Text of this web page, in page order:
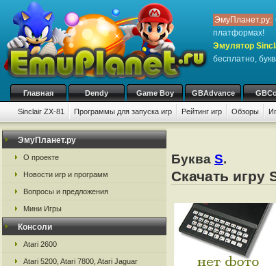
ЭмуПланет.ру:
платформах!
Эмулятор
бесплатно,
Главная Dendy Game Boy GBAdvance
Sinclair ZX-81 Программы для запуска игр Рейтинг игр Обзоры
ЭмуПланет.ру
О проекте
Новости игр и программ
Вопросы и предложения
Мини Игры
Консоли
Atari 2600
Atari 5200, Atari 7800, Atari Jaguar
Буква S.
Скачать игру